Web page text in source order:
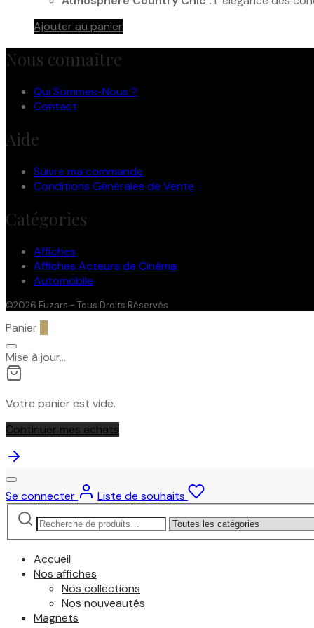
Ajouter au panier
Nous connaître
Qui Sommes-Nous ?
Contact
Aide
Suivre ma commande
Conditions Générales de Vente
Catégories
Affiches
Affiches Acteurs de Cinéma
Automobile
©2026 Fuzars - Tous Droits Réservés
Panier
Mise à jour…
Votre panier est vide.
Continuer mes achats
Se connecter
Liste de souhaits
Recherche
pour :
Narrow
by
category:
Accueil
Nos affiches
Nos collections
Nos nouveautés
Magnets